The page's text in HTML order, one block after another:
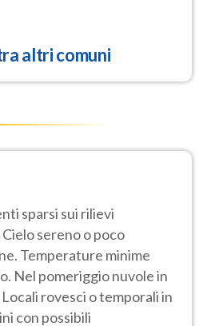
altri comuni
sparsi sui rilievi
sereno o poco
Temperature minime
Nel pomeriggio nuvole in
rovesci o temporali in
con possibili